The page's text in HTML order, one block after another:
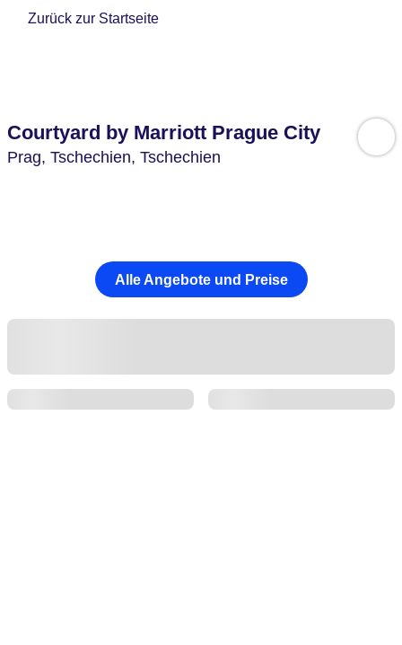
Zurück zur Startseite
Courtyard by Marriott Prague City
Prag, Tschechien, Tschechien
Alle Angebote und Preise